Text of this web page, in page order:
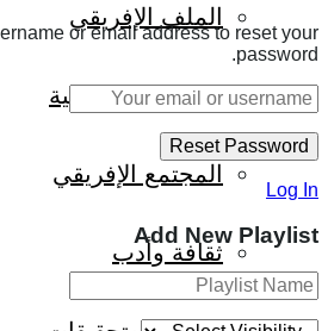
الملف الإفريقي
الصحافة الإفريقية
المجتمع الإفريقي
ثقافة وأدب
or email address to reset your
password.
Log In
Add New Playlist